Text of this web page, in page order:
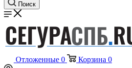
Поиск
Отложенные 0 Корзина 0